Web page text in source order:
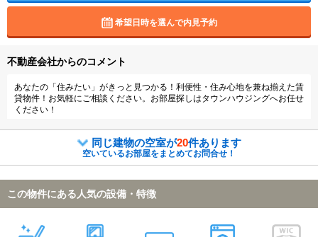
希望日時を選んで内見予約
不動産会社からのコメント
あなたの「住みたい」がきっと見つかる！利便性・住み心地を兼ね揃えた賃
貸物件！お気軽にご相談ください。お部屋探しはタウンハウジングへお任せ
ください！
同じ建物の空室が20件あります
空いているお部屋をまとめてお問合せ！
この物件にある人気の設備・特徴